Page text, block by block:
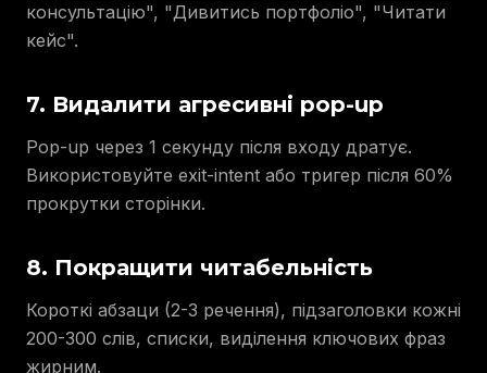
консультацію", "Дивитись портфоліо", "Читати
кейс".
7. Видалити агресивні pop-up
Pop-up через 1 секунду після входу дратує.
Використовуйте exit-intent або тригер після 60%
прокрутки сторінки.
8. Покращити читабельність
Короткі абзаци (2-3 речення), підзаголовки кожні
200-300 слів, списки, виділення ключових фраз
жирним.